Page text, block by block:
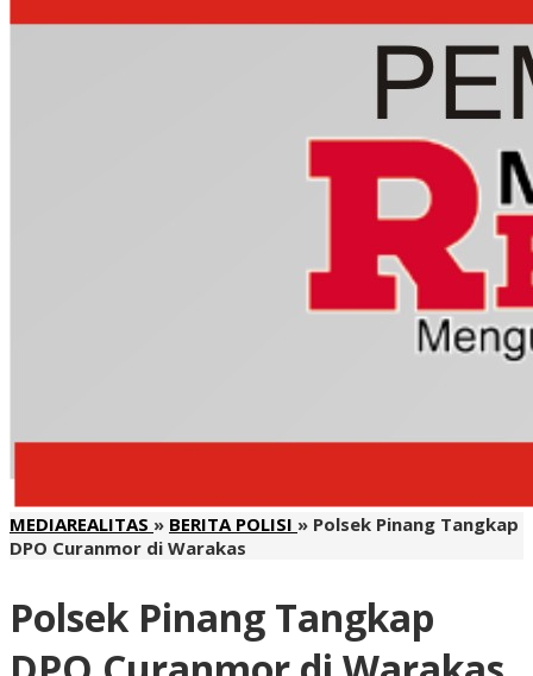
MEDIAREALITAS » BERITA POLISI » Polsek Pinang Tangkap
DPO Curanmor di Warakas
Polsek Pinang Tangkap